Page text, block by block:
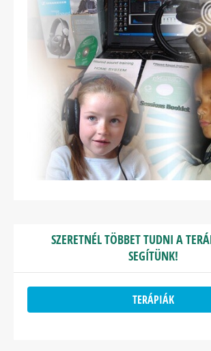
SZERETNÉL TÖBBET TUDNI A
SEGÍTÜNK!
TERÁPIÁK